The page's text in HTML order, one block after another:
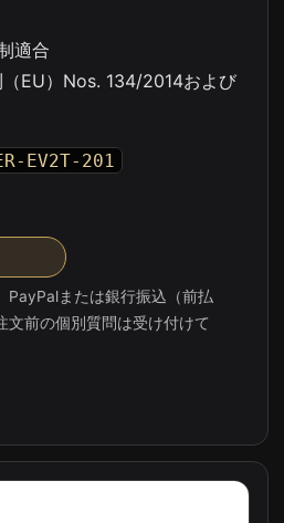
適合
EU）Nos. 134/2014および
EV2T-201
PayPalまたは銀行振込（前払
文前の個別質問は受け付けて